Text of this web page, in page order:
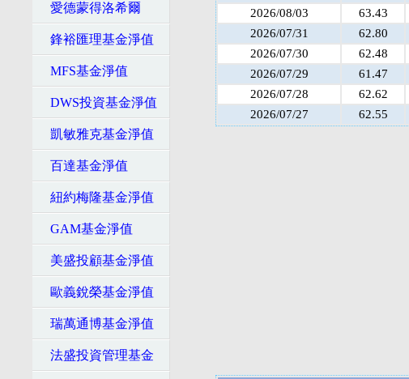
愛德蒙得洛希爾
鋒裕匯理基金淨值
MFS基金淨值
DWS投資基金淨值
凱敏雅克基金淨值
百達基金淨值
紐約梅隆基金淨值
GAM基金淨值
美盛投顧基金淨值
歐義銳榮基金淨值
瑞萬通博基金淨值
法盛投資管理基金
2026/08/03
63.43
2026/07/31
62.80
2026/07/30
62.48
2026/07/29
61.47
2026/07/28
62.62
2026/07/27
62.55